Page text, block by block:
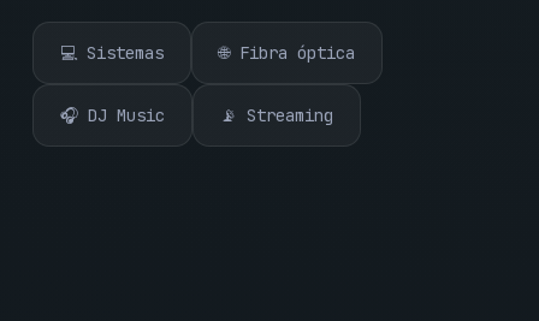
💻 Sistemas 🌐 Fibra óptica
🎧 DJ Music 📡 Streaming